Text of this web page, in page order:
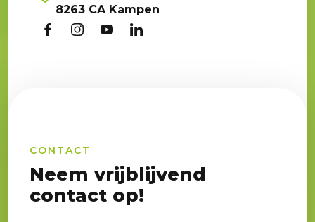
8263 CA Kampen
CONTACT
Neem vrijblijvend
contact op!